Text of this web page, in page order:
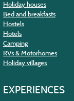
Holiday houses
Bed and breakfasts
Hostels
Hotels
Camping
RVs & Motorhomes
Holiday villages
EXPERIENCES